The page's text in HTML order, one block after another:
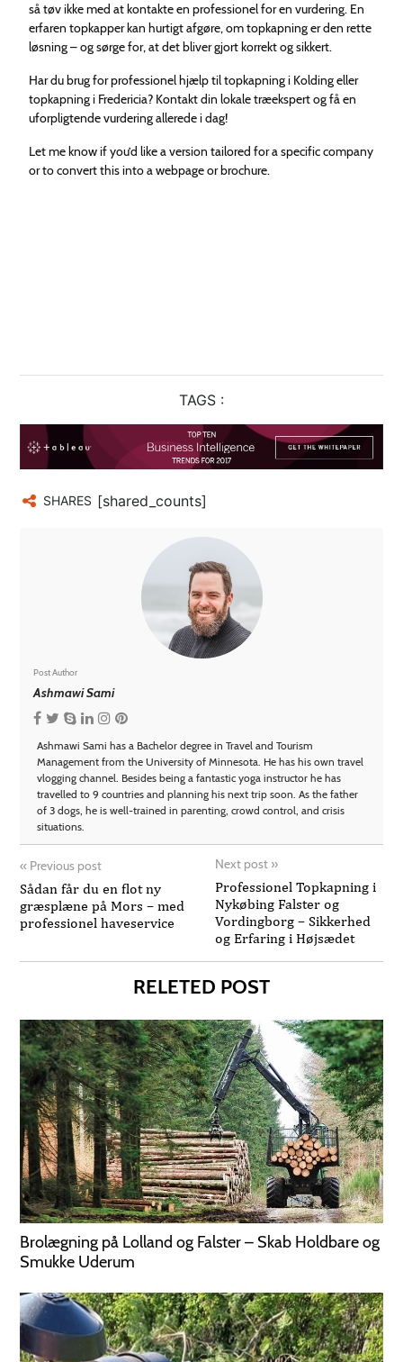
så tøv ikke med at kontakte en professionel for en vurdering. En
erfaren topkapper kan hurtigt afgøre, om topkapning er den rette
løsning – og sørge for, at det bliver gjort korrekt og sikkert.
Har du brug for professionel hjælp til topkapning i Kolding eller
topkapning i Fredericia? Kontakt din lokale træekspert og få en
uforpligtende vurdering allerede i dag!
Let me know if you’d like a version tailored for a specific company
or to convert this into a webpage or brochure.
TAGS :
SHARES [shared_counts]
Post Author
Ashmawi Sami
Ashmawi Sami has a Bachelor degree in Travel and Tourism
Management from the University of Minnesota. He has his own travel
vlogging channel. Besides being a fantastic yoga instructor he has
travelled to 9 countries and planning his next trip soon. As the father
of 3 dogs, he is well-trained in parenting, crowd control, and crisis
situations.
« Previous post
Sådan får du en flot ny
græsplæne på Mors – med
professionel haveservice
Next post »
Professionel Topkapning i
Nykøbing Falster og
Vordingborg – Sikkerhed
og Erfaring i Højsædet
RELETED POST
Brolægning på Lolland og Falster – Skab Holdbare og
Smukke Uderum